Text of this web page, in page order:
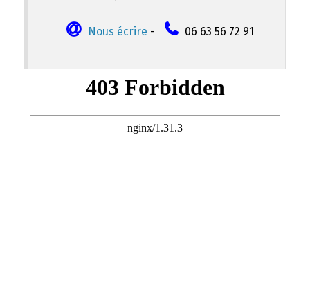
Nous écrire - 06 63 56 72 91